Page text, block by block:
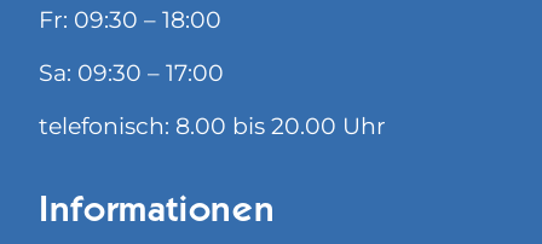
Fr: 09:30 – 18:00
Sa: 09:30 – 17:00
telefonisch: 8.00 bis 20.00 Uhr
Informationen